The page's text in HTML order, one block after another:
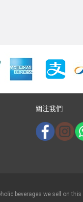
關注我們
beverages we sell on this